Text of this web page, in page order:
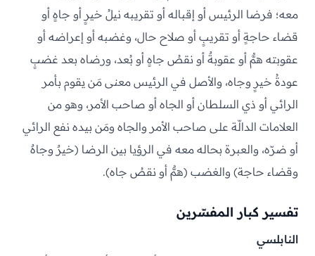
معه؛ فرضا الرئيس أو إقباله أو تقريبه نيلُ خيرٍ أو جاهٍ أو
قضاء حاجةٍ أو تقريبٍ أو صلاح حال، وغضبه أو إعراضه أو
عقوبته همٌّ أو عقوبةٌ أو نقصُ جاهٍ أو بُعد، ورضاه بعد غضبٍ
عودةُ خيرٍ وجاه، والأصل في الرئيس معنى مَن يقوم بأمر
الرائي أو ذي السلطان أو الجاه أو صاحب الأمر، وهو من
العلامات الدالّة على صاحب الأمر والجاه ومَن بيده نفع الرائي
أو ضرّه، والعبرة بحاله معه في الرؤيا بين الرضا (خيرٌ وجاهٌ
وقضاء حاجة) والغضب (همٌّ أو نقصُ جاه).
تفسير كبار المفسّرين
النابلسي